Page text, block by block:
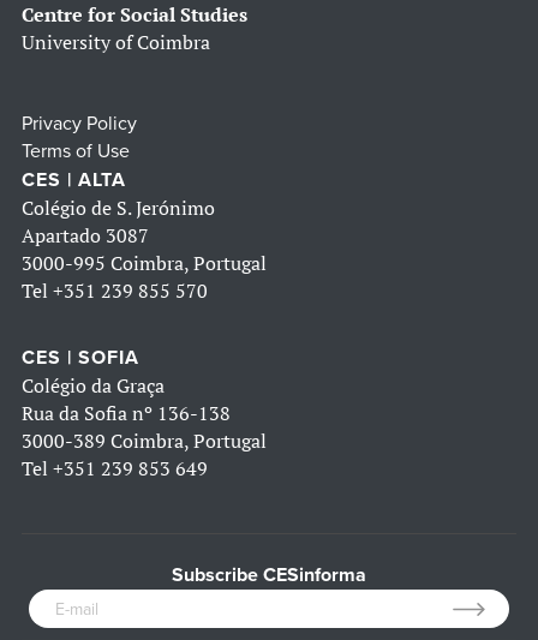
Centre for Social Studies
University of Coimbra
Privacy Policy
Terms of Use
CES | ALTA
Colégio de S. Jerónimo
Apartado 3087
3000-995 Coimbra, Portugal
Tel +351 239 855 570
CES | SOFIA
Colégio da Graça
Rua da Sofia nº 136-138
3000-389 Coimbra, Portugal
Tel +351 239 853 649
Subscribe CESinforma